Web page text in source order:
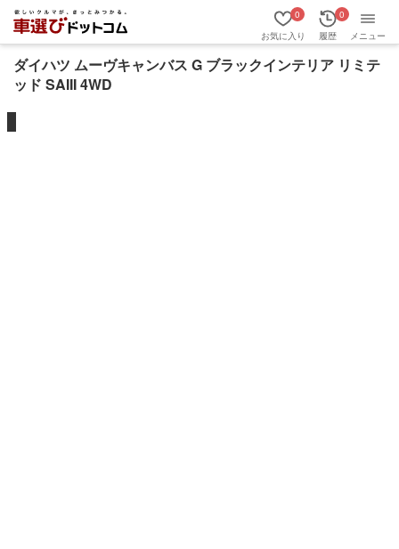
お気に入り
0
履歴
0
メニュー
ダイハツ ムーヴキャンバス G ブラックインテリア リミテ
ッド SAIII 4WD